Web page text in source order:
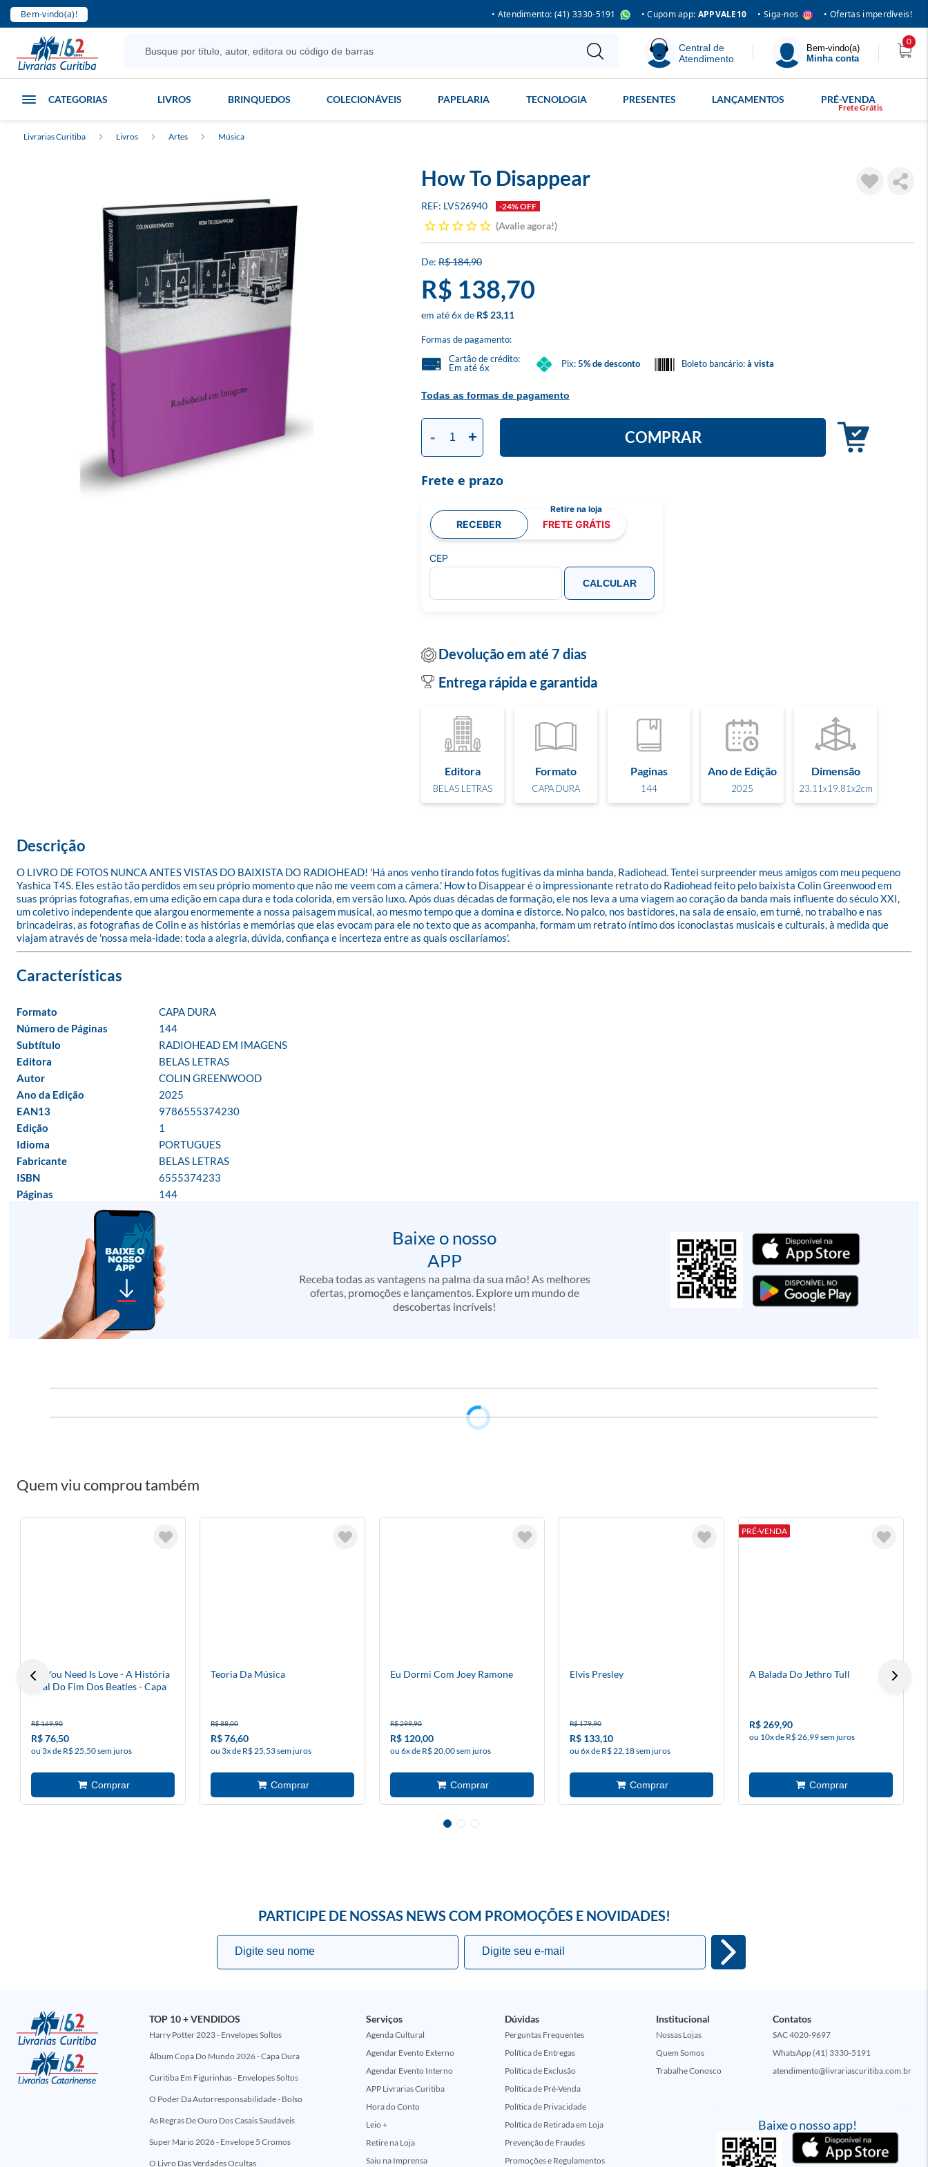
Bem-vindo(a)! • Atendimento: (41) 3330-5191 • Cupom app: APPVALE10 • Siga-nos • Ofertas imperdíveis!
Central de
Atendimento
Bem-vindo(a)
Minha conta
0
CATEGORIAS LIVROS BRINQUEDOS COLECIONÁVEIS PAPELARIA TECNOLOGIA PRESENTES LANÇAMENTOS PRÉ-VENDA
Livrarias Curitiba Livros Artes Música
How To Disappear
LV526940 -24% OFF
Avalie agora!
R$ 184,90
R$ 138,70
6x R$ 23,11
Formas de pagamento:
Todas as formas de pagamento
Cartão de crédito:
Em até 6x
Pix:5% de desconto Boleto bancário:à vista
- + COMPRAR
Frete e prazo
RECEBER FRETE GRÁTIS
CEP
CALCULAR
Devolução em até 7 dias
Entrega rápida e garantida
Editora
BELAS LETRAS
Formato
CAPA DURA
Paginas
144
Ano de Edição
2025
Dimensão
23.11x19.81x2cm
Descrição
O LIVRO DE FOTOS NUNCA ANTES VISTAS DO BAIXISTA DO RADIOHEAD! 'Há anos venho tirando fotos fugitivas da minha banda, Radiohead. Tentei surpreender meus amigos com meu pequeno
Yashica T4S. Eles estão tão perdidos em seu próprio momento que não me veem com a câmera.' How to Disappear é o impressionante retrato do Radiohead feito pelo baixista Colin Greenwood em
suas próprias fotografias, em uma edição em capa dura e toda colorida, em versão luxo. Após duas décadas de formação, ele nos leva a uma viagem ao coração da banda mais influente do século XXI,
um coletivo independente que alargou enormemente a nossa paisagem musical, ao mesmo tempo que a domina e distorce. No palco, nos bastidores, na sala de ensaio, em turnê, no trabalho e nas
brincadeiras, as fotografias de Colin e as histórias e memórias que elas evocam para ele no texto que as acompanha, formam um retrato íntimo dos iconoclastas musicais e culturais, à medida que
viajam através de 'nossa meia-idade: toda a alegria, dúvida, confiança e incerteza entre as quais oscilaríamos'.
Formato
CAPA DURA
Número de Páginas
144
Subtítulo
RADIOHEAD EM IMAGENS
Editora
BELAS LETRAS
Autor
COLIN GREENWOOD
Ano da Edição
2025
EAN13
9786555374230
Edição
1
Idioma
PORTUGUES
Fabricante
BELAS LETRAS
ISBN
6555374233
Páginas
144
Baixe o nosso
APP
Receba todas as vantagens na palma da sua mão! As melhores
ofertas, promoções e lançamentos. Explore um mundo de
descobertas incríveis!
Quem viu comprou também
All You Need Is Love - A História
Oral Do Fim Dos Beatles - Capa
R$ 169,90
R$ 76,50
ou 3x de R$ 25,50 sem juros
Teoria Da Música
R$ 88,00
R$ 76,60
ou 3x de R$ 25,53 sem juros
Eu Dormi Com Joey Ramone
R$ 299,90
R$ 120,00
ou 6x de R$ 20,00 sem juros
Elvis Presley
R$ 179,90
R$ 133,10
ou 6x de R$ 22,18 sem juros
PRÉ-VENDA
A Balada Do Jethro Tull
R$ 269,90
ou 10x de R$ 26,99 sem juros
PARTICIPE DE NOSSAS NEWS COM PROMOÇÕES E NOVIDADES!
Baixe o nosso app!
TOP 10 + VENDIDOS
Harry Potter 2023 - Envelopes Soltos
Álbum Copa Do Mundo 2026 - Capa Dura
Curitiba Em Figurinhas - Envelopes Soltos
O Poder Da Autorresponsabilidade - Bolso
As Regras De Ouro Dos Casais Saudáveis
Super Mario 2026 - Envelope 5 Cromos
O Livro Das Verdades Ocultas
Serviços
Agenda Cultural
Agendar Evento Externo
Agendar Evento Interno
APP Livrarias Curitiba
Hora do Conto
Leio +
Retire na Loja
Saiu na Imprensa
Dúvidas
Perguntas Frequentes
Política de Entregas
Política de Exclusão
Política de Pré-Venda
Política de Privacidade
Política de Retirada em Loja
Prevenção de Fraudes
Promoções e Regulamentos
Institucional
Nossas Lojas
Quem Somos
Trabalhe Conosco
Contatos
SAC 4020-9697
WhatsApp (41) 3330-5191
atendimento@livrariascuritiba.com.br